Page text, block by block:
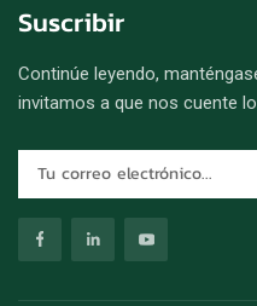
Suscribir
Continúe leyendo,
invitamos a que nos cuente lo